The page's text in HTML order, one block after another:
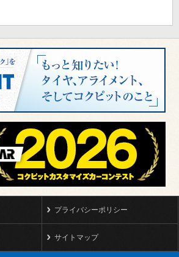
プライバシーポリシー
サイトマップ